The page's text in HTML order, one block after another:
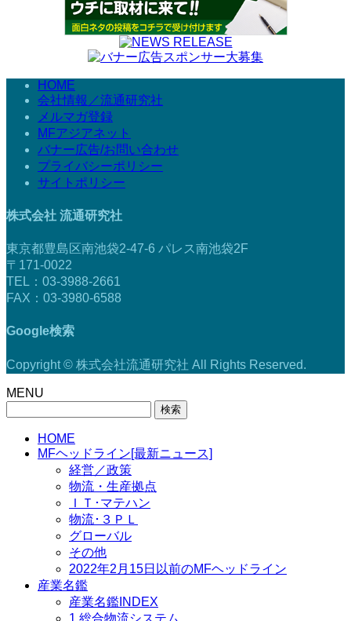
HOME
会社情報／流通研究社
メルマガ登録
MFアジアネット
バナー広告/お問い合わせ
プライバシーポリシー
サイトポリシー
株式会社 流通研究社
東京都豊島区南池袋2-47-6 パレス南池袋2F
〒171-0022
TEL：03-3988-2661
FAX：03-3980-6588
Google検索
Copyright © 株式会社流通研究社 All Rights Reserved.
MENU
HOME
MFヘッドライン[最新ニュース]
経営／政策
物流・生産拠点
ＩＴ･マテハン
物流･３ＰＬ
グローバル
その他
2022年2月15日以前のMFヘッドライン
産業名鑑
産業名鑑INDEX
1.総合物流システム